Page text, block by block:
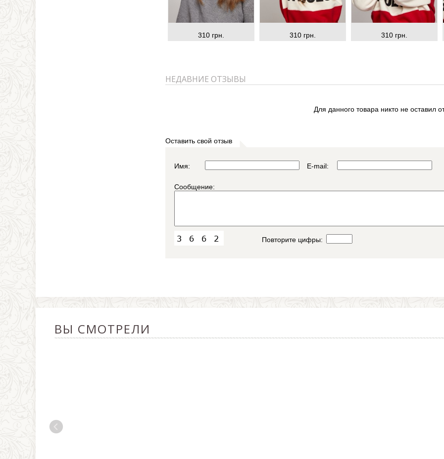
310 грн. 310 грн. 310 грн.
НЕДАВНИЕ ОТЗЫВЫ
Для данного товара никто не оставил
Оставить свой отзыв
Имя: E-mail:
Сообщение:
Повторите цифры:
ВЫ СМОТРЕЛИ